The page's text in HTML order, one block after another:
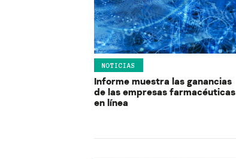
NOTICIAS
Informe muestra las ganancias
de las empresas farmacéuticas
en línea